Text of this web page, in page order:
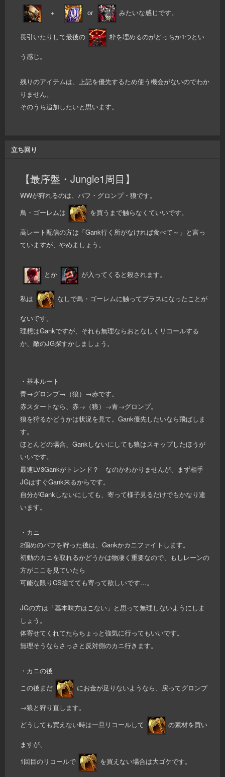
+ or みたいな感じです。
長引いたりして最後の 枠を埋めるのがどっちか1つとい
う感じ。
残りのアイテムは、上記を優先するため使う機会がないのでわか
りません。
そのうち追加したいと思います。
立ち回り
【最序盤・Jungle1周目】
WWが狩れるのは、バフ・グロンプ・狼です。
鳥・ゴーレムは
を買うまで触らなくていいです。
高レート配信の方は「Gank行く所がなければ食べて～」と言っ
ていますが、やめましょう。
とか が入ってくると殺されます。
私は なしで鳥・ゴーレムに触ってプラスになったことが
ないです。
理想はGankですが、それも無理ならおとなしくリコールする
か、敵のJG探すかしましょう。
・基本ルート
青→グロンプ→（狼）→赤です。
赤スタートなら、赤→（狼）→青→グロンプ。
狼を狩るかどうかは状況を見て。Gank優先したいなら飛ばしま
す。
ほとんどの場合、Gankしないにしても狼はスキップしたほうが
いいです。
最速LV3Gankがトレンド？ なのかわかりませんが、まず相手
JGはすぐGank来るからです。
自分がGankしないにしても、寄って様子見るだけでもかなり違
います。
・カニ
2個めのバフを狩った後は、Gankかカニファイトします。
初動のカニを取れるかどうかは物凄く重要なので、もしレーンの
方がここを見ていたら
可能な限りCS捨てても寄って欲しいです…。
JGの方は「基本味方はこない」と思って無理しないようにしま
しょう。
体寄せてくれてたらちょっと強気に行ってもいいです。
無理そうならさっさと反対側のカニ行きます。
・カニの後
この後まだ
にお金が足りないようなら、戻ってグロンプ
→狼と狩り直します。
どうしても買えない時は一旦リコールして
の素材を買い
ますが、
1回目のリコールで
を買えない場合は大ゴケです。